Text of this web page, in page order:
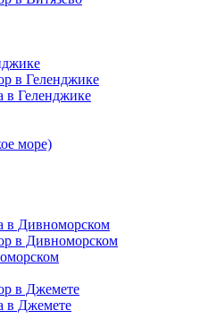
в Геленджике
в Геленджике
море)
в Дивноморском
в Дивноморском
в Джемете
в Джемете